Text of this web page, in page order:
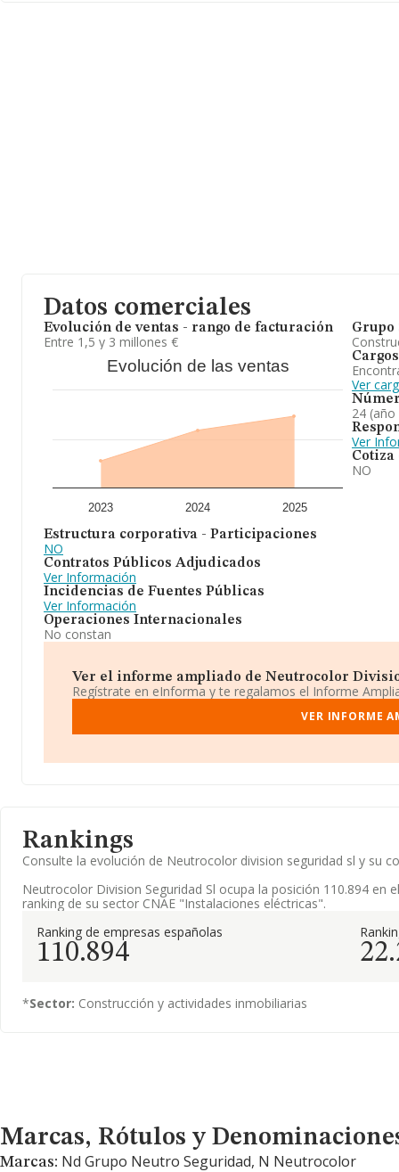
retroceso.
Datos comerciales
Evolución de ventas - rango de facturación
Entre 1,5 y 3 millones €
Evolución de las ventas
2023 2024 2025
Estructura corporativa - Participaciones
NO
Contratos Públicos Adjudicados
Ver Información
Incidencias de Fuentes Públicas
Ver Información
Operaciones Internacionales
No constan
Grupo
Cargos
Ver
24 (año
Ver
Cotiza
NO
Ver el informe ampliado de Neutrocolor
Regístrate en eInforma y te regalamos el Informe
VER INFORME
Rankings
Consulte la evolución de Neutrocolor division seguridad sl y su
Neutrocolor Division Seguridad Sl ocupa la posición 110.894 en el
ranking de su sector CNAE "Instalaciones eléctricas".
Ranking de empresas españolas
110.894
*Sector: Construcción y actividades inmobiliarias
Marcas, Rótulos y Denominaciones Comerciales
Marcas, Rótulos y
Marcas: Nd Grupo Neutro Seguridad, N Neutrocolor